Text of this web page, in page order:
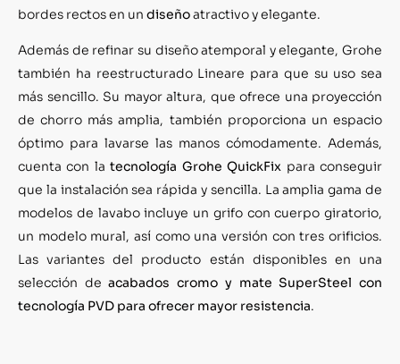
bordes rectos en un diseñoatractivo y elegante.
Además de refinar su diseño atemporal y elegante, Grohe
también ha reestructurado Lineare para que su uso sea
más sencillo. Su mayor altura, que ofrece una proyección
de chorro más amplia, también proporciona un espacio
óptimo para lavarse las manos cómodamente. Además,
cuenta con latecnología Grohe QuickFix para conseguir
que la instalación sea rápida y sencilla. La amplia gama de
modelos de lavabo incluye un grifo con cuerpo giratorio,
un modelo mural, así como una versión con tres orificios.
Las variantes del producto están disponibles en una
selección deacabados cromo y mate SuperSteel con
tecnología PVD para ofrecer mayor resistencia.